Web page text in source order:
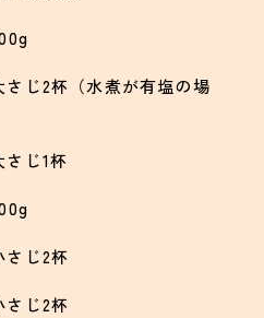
水煮が有塩の場
杯
2杯
じ2杯